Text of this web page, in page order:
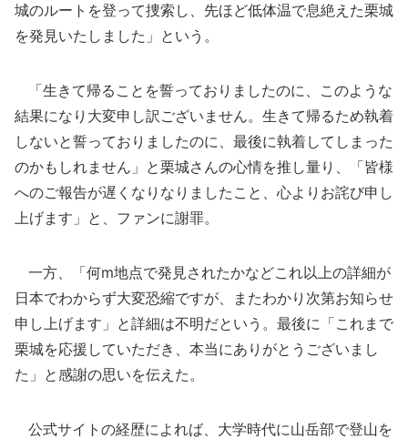
城のルートを登って捜索し、先ほど低体温で息絶えた栗城
を発見いたしました」という。
「生きて帰ることを誓っておりましたのに、このような
結果になり大変申し訳ございません。生きて帰るため執着
しないと誓っておりましたのに、最後に執着してしまった
のかもしれません」と栗城さんの心情を推し量り、「皆様
へのご報告が遅くなりなりましたこと、心よりお詫び申し
上げます」と、ファンに謝罪。
一方、「何m地点で発見されたかなどこれ以上の詳細が
日本でわからず大変恐縮ですが、またわかり次第お知らせ
申し上げます」と詳細は不明だという。最後に「これまで
栗城を応援していただき、本当にありがとうございまし
た」と感謝の思いを伝えた。
公式サイトの経歴によれば、大学時代に山岳部で登山を